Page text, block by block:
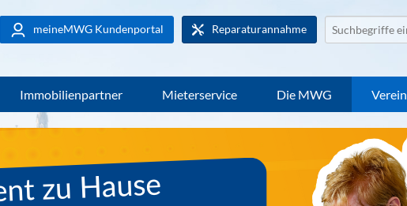
meineMWG Kundenportal Reparaturannahme
durchsuchen
Immobilienpartner Mieterservice Die MWG Verein